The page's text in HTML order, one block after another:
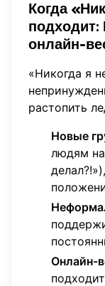
Когда
подходит:
онлайн-
«Никогда я
растопить
Новые
людям
Онлайн-